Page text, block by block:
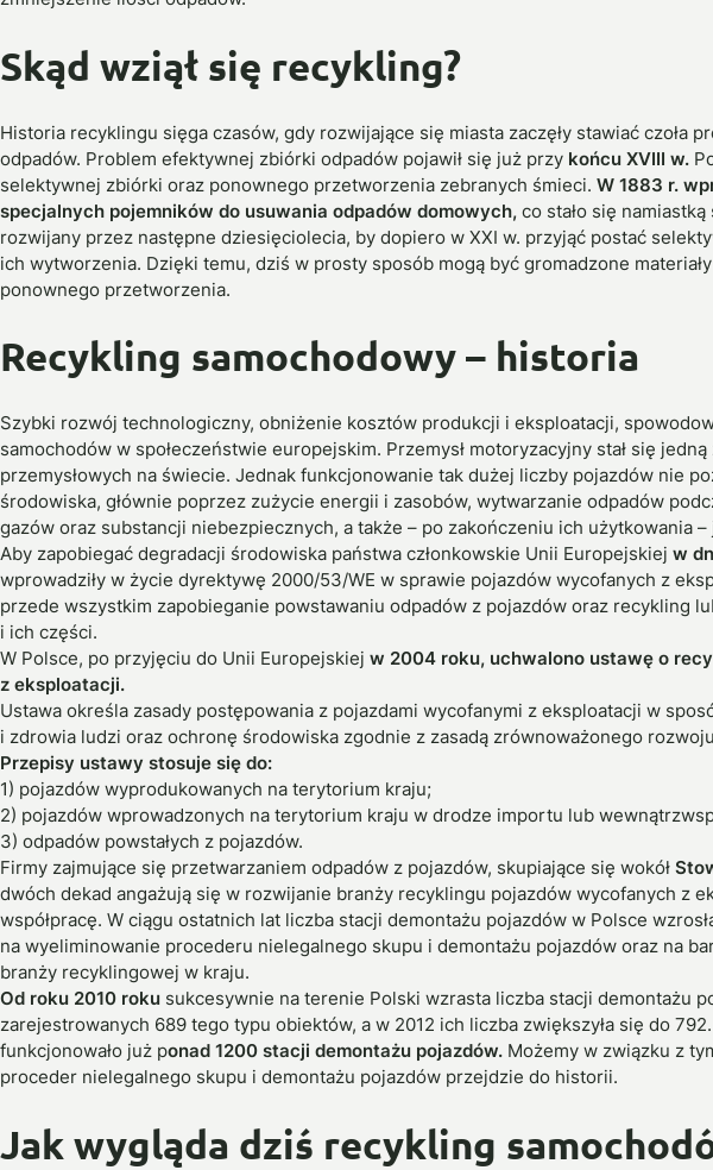
Skąd wziął się recykling?
Historia recyklingu sięga czasów, gdy rozwijające się miasta zaczęły stawiać czoła
odpadów. Problem efektywnej zbiórki odpadów pojawił się już przy końcu XVIII w.
selektywnej zbiórki oraz ponownego przetworzenia zebranych śmieci. W 1883 r.
specjalnych pojemników do usuwania odpadów domowych, co stało się
rozwijany przez następne dziesięciolecia, by dopiero w XXI w. przyjąć postać
ich wytworzenia. Dzięki temu, dziś w prosty sposób mogą być gromadzone
ponownego przetworzenia.
Recykling samochodowy – historia
Szybki rozwój technologiczny, obniżenie kosztów produkcji i eksploatacji,
samochodów w społeczeństwie europejskim. Przemysł motoryzacyjny stał się jedną
przemysłowych na świecie. Jednak funkcjonowanie tak dużej liczby pojazdów nie
środowiska, głównie poprzez zużycie energii i zasobów, wytwarzanie odpadów
gazów oraz substancji niebezpiecznych, a także – po zakończeniu ich użytkowania
Aby zapobiegać degradacji środowiska państwa członkowskie Unii Europejskiej w
wprowadziły w życie dyrektywę 2000/53/WE w sprawie pojazdów wycofanych z
przede wszystkim zapobieganie powstawaniu odpadów z pojazdów oraz recykling
i ich części.
W Polsce, po przyjęciu do Unii Europejskiej w 2004 roku, uchwalono ustawę o
z eksploatacji.
Ustawa określa zasady postępowania z pojazdami wycofanymi z eksploatacji w
i zdrowia ludzi oraz ochronę środowiska zgodnie z zasadą zrównoważonego
Przepisy ustawy stosuje się do:
1) pojazdów wyprodukowanych na terytorium kraju;
2) pojazdów wprowadzonych na terytorium kraju w drodze importu lub
3) odpadów powstałych z pojazdów.
Firmy zajmujące się przetwarzaniem odpadów z pojazdów, skupiające się wokół
dwóch dekad angażują się w rozwijanie branży recyklingu pojazdów wycofanych z
współpracę. W ciągu ostatnich lat liczba stacji demontażu pojazdów w Polsce
na wyeliminowanie procederu nielegalnego skupu i demontażu pojazdów oraz na
branży recyklingowej w kraju.
Od roku 2010 roku sukcesywnie na terenie Polski wzrasta liczba stacji demontażu
zarejestrowanych 689 tego typu obiektów, a w 2012 ich liczba zwiększyła się do
funkcjonowało już ponad 1200 stacji demontażu pojazdów. Możemy w związku z
proceder nielegalnego skupu i demontażu pojazdów przejdzie do historii.
Jak wygląda dziś recykling